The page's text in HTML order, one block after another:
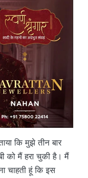
कि मुझे तीन बार
को मैं हरा चुकी है। मैं
चाहती हूं कि इस